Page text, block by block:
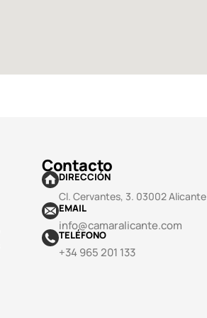
Contacto
DIRECCIÓN
Cl. Cervantes, 3. 03002 Alicante
EMAIL
info@camaralicante.com
TELÉFONO
+34 965 201 133